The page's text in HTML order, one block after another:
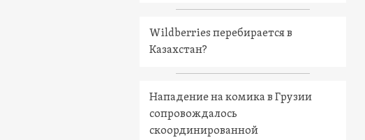
Wildberries перебирается в
Казахстан?
Нападение на комика в Грузии
сопровождалось
скоординированной